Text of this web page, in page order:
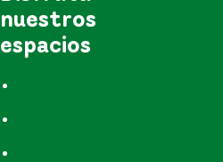
nuestros
espacios